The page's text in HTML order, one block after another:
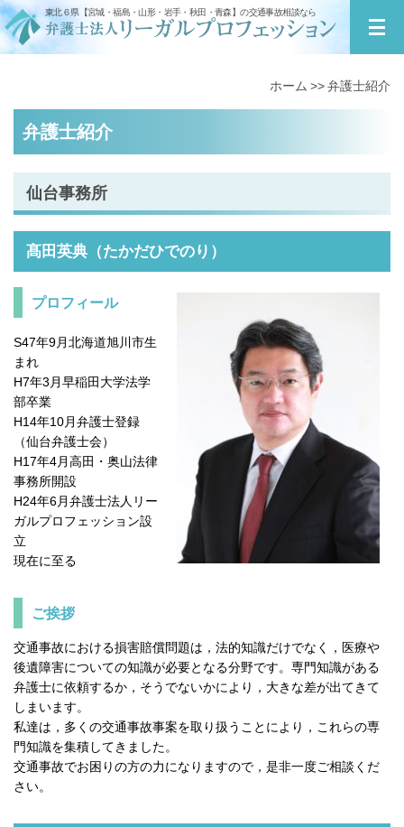
東北６県【宮城・福島・山形・岩手・秋田・青森】の交通事故相談なら
ホーム 弁護士紹介
弁護士紹介
仙台事務所
髙田英典（たかだひでのり）
プロフィール
S47年9月北海道旭川市生
まれ
H7年3月早稲田大学法学
部卒業
H14年10月弁護士登録
（仙台弁護士会）
H17年4月高田・奥山法律
事務所開設
H24年6月弁護士法人リー
ガルプロフェッション設
立
現在に至る
ご挨拶
交通事故における損害賠償問題は，法的知識だけでなく，医療や
後遺障害についての知識が必要となる分野です。専門知識がある
弁護士に依頼するか，そうでないかにより，大きな差が出てきて
しまいます。
私達は，多くの交通事故事案を取り扱うことにより，これらの専
門知識を集積してきました。
交通事故でお困りの方の力になりますので，是非一度ご相談くだ
さい。